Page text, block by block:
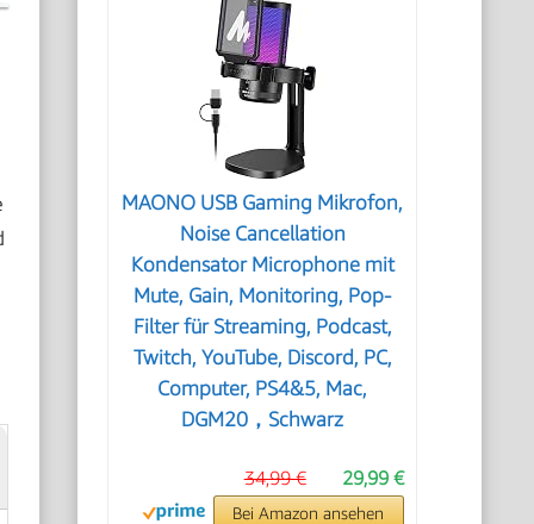
MAONO USB Gaming Mikrofon,
Noise Cancellation
Kondensator Microphone mit
Mute, Gain, Monitoring, Pop-
Filter für Streaming, Podcast,
Twitch, YouTube, Discord, PC,
Computer, PS4&5, Mac,
DGM20，Schwarz
29,99 €
34,99 €
Bei Amazon ansehen